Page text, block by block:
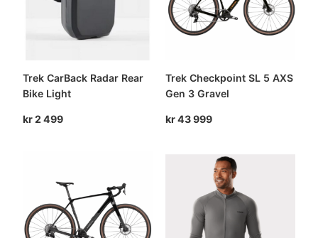
Trek CarBack Radar Rear
Bike Light
kr2 499
Trek Checkpoint SL 5 AXS
Gen 3 Gravel
kr43 999